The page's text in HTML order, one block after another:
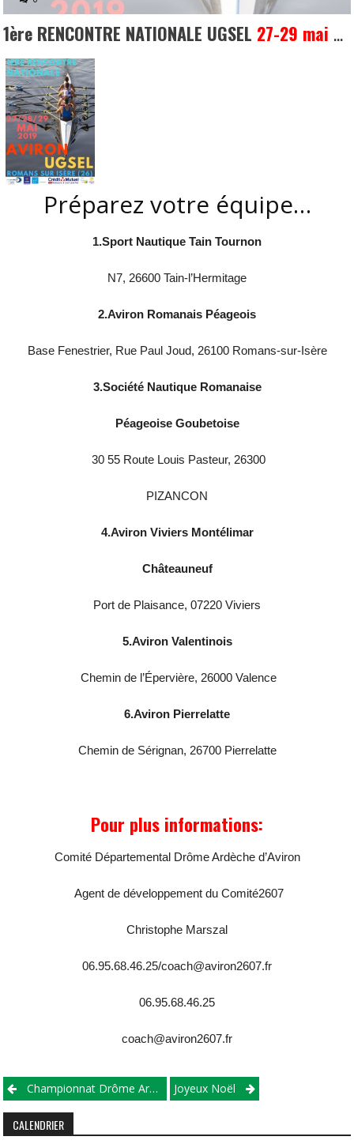
1ère RENCONTRE NATIONALE UGSEL 27-29 mai 2019
Préparez votre équipe…
1.Sport Nautique Tain Tournon
N7, 26600 Tain-l’Hermitage
2.Aviron Romanais Péageois
Base Fenestrier, Rue Paul Joud, 26100 Romans-sur-Isère
3.Société Nautique Romanaise
Péageoise Goubetoise
30 55 Route Louis Pasteur, 26300
PIZANCON
4.Aviron Viviers Montélimar
Châteauneuf
Port de Plaisance, 07220 Viviers
5.Aviron Valentinois
Chemin de l’Épervière, 26000 Valence
6.Aviron Pierrelatte
Chemin de Sérignan, 26700 Pierrelatte
Pour plus informations:
Comité Départemental Drôme Ardèche d’Aviron
Agent de développement du Comité2607
Christophe Marszal
06.95.68.46.25/coach@aviron2607.fr
06.95.68.46.25
coach@aviron2607.fr
Championnat Drôme Ardèche Aviron Indoor 2018 Joyeux Noël
CALENDRIER